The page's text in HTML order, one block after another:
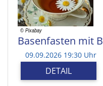
Basenfasten mit
09.09.2026 19:30 Uhr
DETAIL